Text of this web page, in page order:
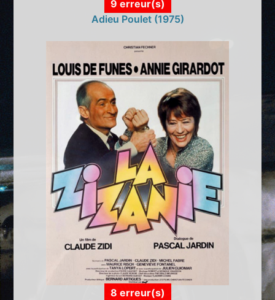
9 erreur(s)
Adieu Poulet (1975)
8 erreur(s)